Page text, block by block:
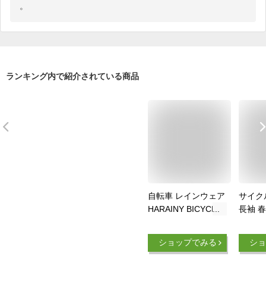
。
ランキング内で紹介されている商品
自転車 レインウェア
HARAINY BICYCLE
クルレインウェア カ
ッパ レイン ポンチ
ショップでみる
サイク
長袖
兼用
ウイ
シ